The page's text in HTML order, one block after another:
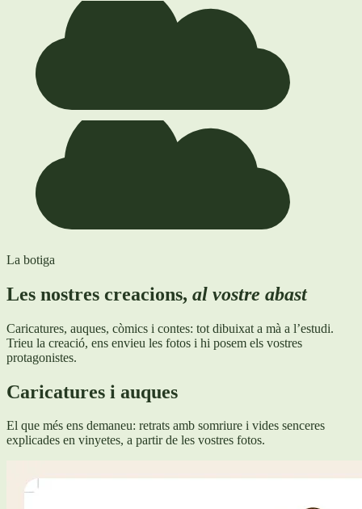
La botiga
Les nostres creacions, al vostre abast
Caricatures, auques, còmics i contes: tot dibuixat a mà a l’estudi.
Trieu la creació, ens envieu les fotos i hi posem els vostres
protagonistes.
Caricatures i auques
El que més ens demaneu: retrats amb somriure i vides senceres
explicades en vinyetes, a partir de les vostres fotos.